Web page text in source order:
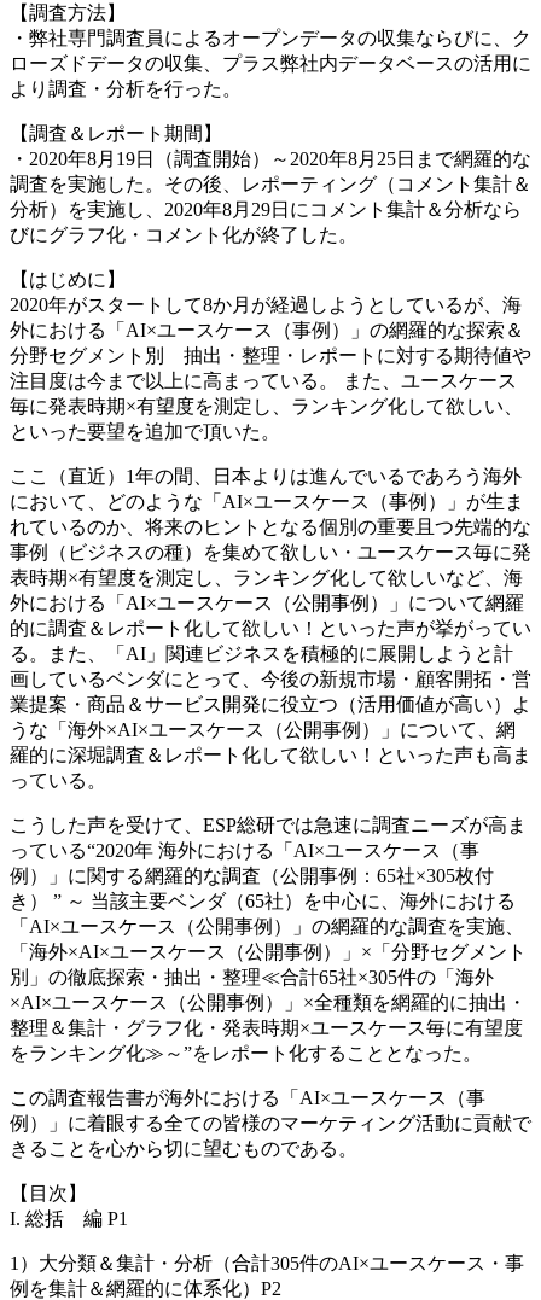
【調査方法】
・弊社専門調査員によるオープンデータの収集ならびに、ク
ローズドデータの収集、プラス弊社内データベースの活用に
より調査・分析を行った。
【調査＆レポート期間】
・2020年8月19日（調査開始）～2020年8月25日まで網羅的な
調査を実施した。その後、レポーティング（コメント集計＆
分析）を実施し、2020年8月29日にコメント集計＆分析なら
びにグラフ化・コメント化が終了した。
【はじめに】
2020年がスタートして8か月が経過しようとしているが、海
外における「AI×ユースケース（事例）」の網羅的な探索＆
分野セグメント別 抽出・整理・レポートに対する期待値や
注目度は今まで以上に高まっている。 また、ユースケース
毎に発表時期×有望度を測定し、ランキング化して欲しい、
といった要望を追加で頂いた。
ここ（直近）1年の間、日本よりは進んでいるであろう海外
において、どのような「AI×ユースケース（事例）」が生ま
れているのか、将来のヒントとなる個別の重要且つ先端的な
事例（ビジネスの種）を集めて欲しい・ユースケース毎に発
表時期×有望度を測定し、ランキング化して欲しいなど、海
外における「AI×ユースケース（公開事例）」について網羅
的に調査＆レポート化して欲しい！といった声が挙がってい
る。また、「AI」関連ビジネスを積極的に展開しようと計
画しているベンダにとって、今後の新規市場・顧客開拓・営
業提案・商品＆サービス開発に役立つ（活用価値が高い）よ
うな「海外×AI×ユースケース（公開事例）」について、網
羅的に深堀調査＆レポート化して欲しい！といった声も高ま
っている。
こうした声を受けて、ESP総研では急速に調査ニーズが高ま
っている“2020年 海外における「AI×ユースケース（事
例）」に関する網羅的な調査（公開事例：65社×305枚付
き） ” ～ 当該主要ベンダ（65社）を中心に、海外における
「AI×ユースケース（公開事例）」の網羅的な調査を実施、
「海外×AI×ユースケース（公開事例）」×「分野セグメント
別」の徹底探索・抽出・整理≪合計65社×305件の「海外
×AI×ユースケース（公開事例）」×全種類を網羅的に抽出・
整理＆集計・グラフ化・発表時期×ユースケース毎に有望度
をランキング化≫～”をレポート化することとなった。
この調査報告書が海外における「AI×ユースケース（事
例）」に着眼する全ての皆様のマーケティング活動に貢献で
きることを心から切に望むものである。
【目次】
I. 総括 編 P1
1）大分類＆集計・分析（合計305件のAI×ユースケース・事
例を集計＆網羅的に体系化）P2